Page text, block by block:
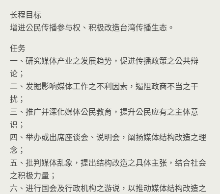
长程目标
增进公民传播参与权、积极改造台湾传播生态。
任务
一、研究媒体产业之发展趋势，促进传播政策之公共辩
论；
二、发掘影响媒体工作之不利因素，遏阻政商不当之干
扰；
三、推广并深化媒体公民教育，提升公民应有之主体意
识；
四、举办或出席座谈会、说明会，阐扬媒体结构改造之理
念；
五、批判媒体乱象，提出结构改造之具体主张，结合社会
之积极力量；
六、进行国会及行政机构之游说，以推动媒体结构改造之